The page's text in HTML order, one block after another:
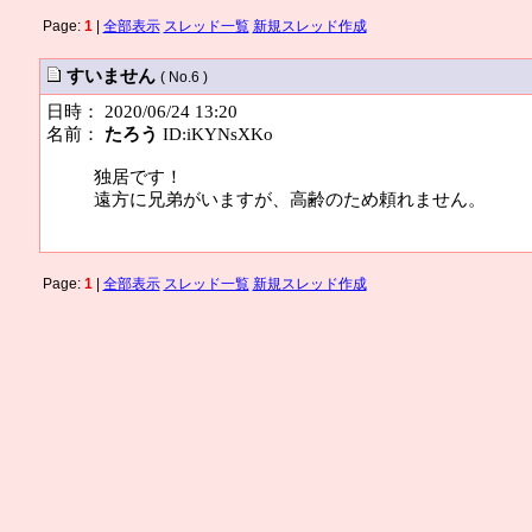
Page: 1| 全部表示 スレッド一覧 新規スレッド作成
すいません ( No.6 )
日時： 2020/06/24 13:20
名前： たろう ID:iKYNsXKo
独居です！
遠方に兄弟がいますが、高齢のため頼れません。
Page: 1| 全部表示 スレッド一覧 新規スレッド作成